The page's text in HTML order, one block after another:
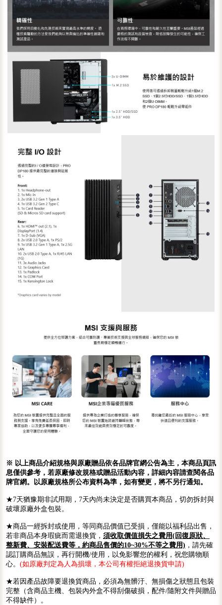
※ 以上商品介紹規格與原廠贈品依各品牌官網公告為主，本商品頁訊
息僅供參考，若原廠修改規格或贈品活動內容，詳細內容請查閱各品
牌官網。以原廠規格所公布資料為準，如有變更，將不另行通知。
★7天猶豫期非試用期，7天內尚未決定是否購買本商品，切勿拆封與
破壞原廠外盒包裝。
★商品一經拆封或使用，等同商品價值已受損，僅能以福利品出售，
若非商品本身瑕疵而需退換貨， 須收取價值損失之費用(回復原狀、
整新費、安裝配送費等，約商品售價的10~30%不等之費用) ，請先確
認訂購商品無誤，再行開機/使用，以免影響您的權利，祝您購物順
心。 (如原廠判定為人為損壞，本公司有權拒絕退換貨申請)
★若因產品故障要退換貨商品，必須為無髒汙、無損傷之狀態且包裝
完整（含商品主機、包裝內外盒不得刮傷破損，配件/隨附文件與贈品
不得缺件）。